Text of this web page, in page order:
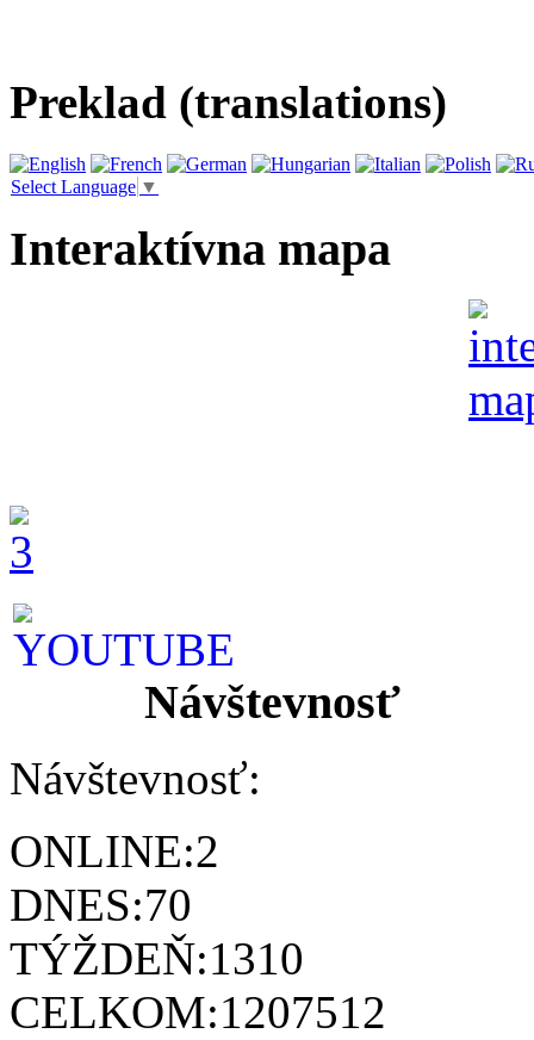
Preklad (translations)
Select Language ▼
Interaktívna mapa
Návštevnosť
Návštevnosť:
ONLINE:2
DNES:70
TÝŽDEŇ:1310
CELKOM:1207512